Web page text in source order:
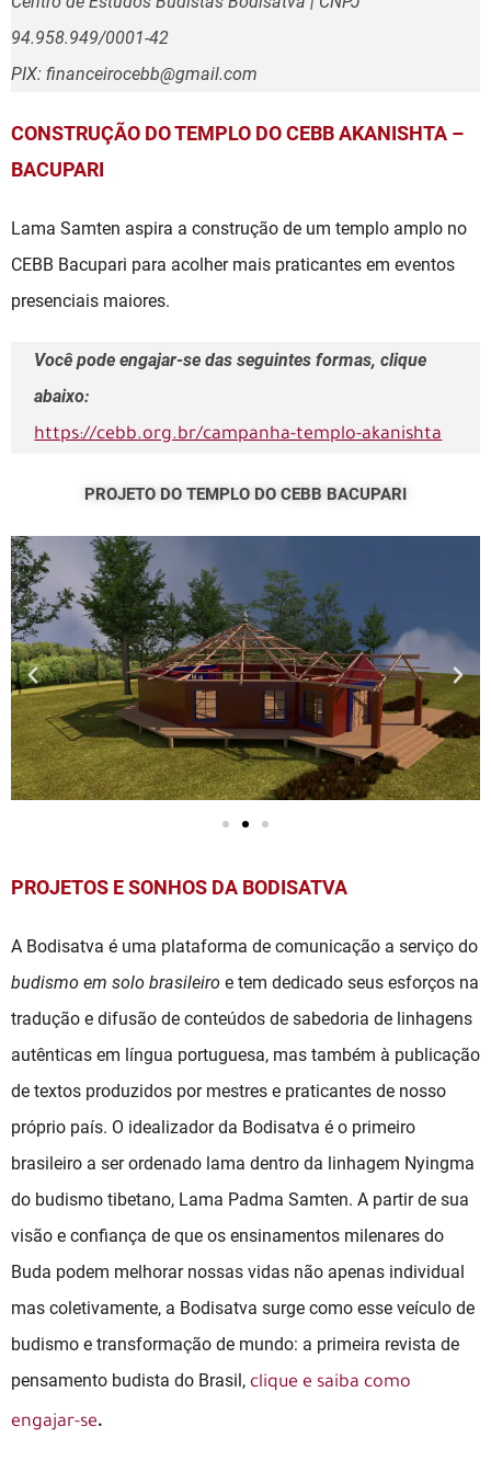
94.958.949/0001-42
PIX: financeirocebb@gmail.com
CONSTRUÇÃO DO TEMPLO DO CEBB AKANISHTA –
BACUPARI
Lama Samten aspira a construção de um templo amplo no
CEBB Bacupari para acolher mais praticantes em eventos
presenciais maiores.
Você pode engajar-se das seguintes formas, clique
abaixo:
https://cebb.org.br/campanha-templo-akanishta
PROJETO DO TEMPLO DO CEBB BACUPARI
PROJETOS E SONHOS DA BODISATVA
A Bodisatva é uma plataforma de comunicação a serviço do
budismo em solo brasileiro e tem dedicado seus esforços na
tradução e difusão de conteúdos de sabedoria de linhagens
autênticas em língua portuguesa, mas também à publicação
de textos produzidos por mestres e praticantes de nosso
próprio país. O idealizador da Bodisatva é o primeiro
brasileiro a ser ordenado lama dentro da linhagem Nyingma
do budismo tibetano, Lama Padma Samten. A partir de sua
visão e confiança de que os ensinamentos milenares do
Buda podem melhorar nossas vidas não apenas individual
mas coletivamente, a Bodisatva surge como esse veículo de
budismo e transformação de mundo: a primeira revista de
pensamento budista do Brasil, clique e saiba como
engajar-se.